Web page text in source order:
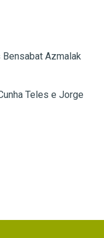
Azmalak
Teles e Jorge